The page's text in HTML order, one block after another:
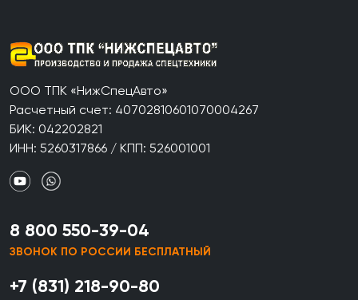
ООО ТПК «НижСпецАвто»
Расчетный счет: 40702810601070004267
БИК: 042202821
ИНН: 5260317866 / КПП: 526001001
8 800 550-39-04
ЗВОНОК ПО РОССИИ БЕСПЛАТНЫЙ
+7 (831) 218-90-80